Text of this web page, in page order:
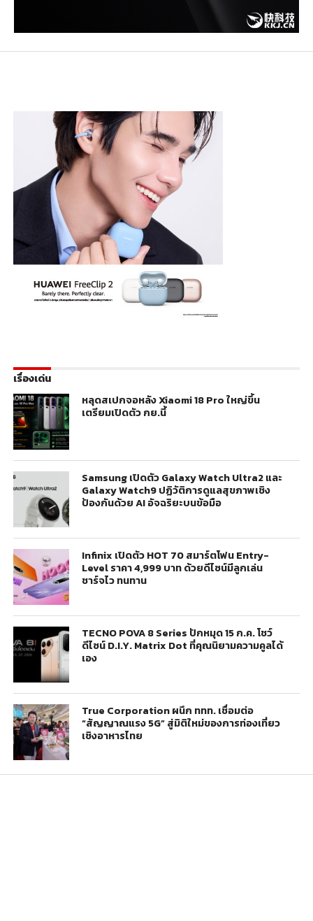
เรื่องเด่น
หลุดสเปกจอหลัง Xiaomi 18 Pro ใหญ่ขึ้น
เตรียมเปิดตัว กย.นี้
Samsung เปิดตัว Galaxy Watch Ultra2 และ
Galaxy Watch9 ปฏิวัติการดูแลสุขภาพเชิง
ป้องกันด้วย AI อัจฉริยะบนข้อมือ
Infinix เปิดตัว HOT 70 สมาร์ตโฟน Entry-
Level ราคา 4,999 บาท ด้วยดีไซน์มีลูกเล่น
ชาร์จไว ทนทาน
TECNO POVA 8 Series ปักหมุด 15 ก.ค. โชว์
ดีไซน์ D.I.Y. Matrix Dot ที่คุณนิยามความคูลได้
เอง
True Corporation ผนึก ททท. เชื่อมต่อ
“สัญญาณแรง 5G” สู่มิติใหม่ของการท่องเที่ยว
เชิงอาหารไทย